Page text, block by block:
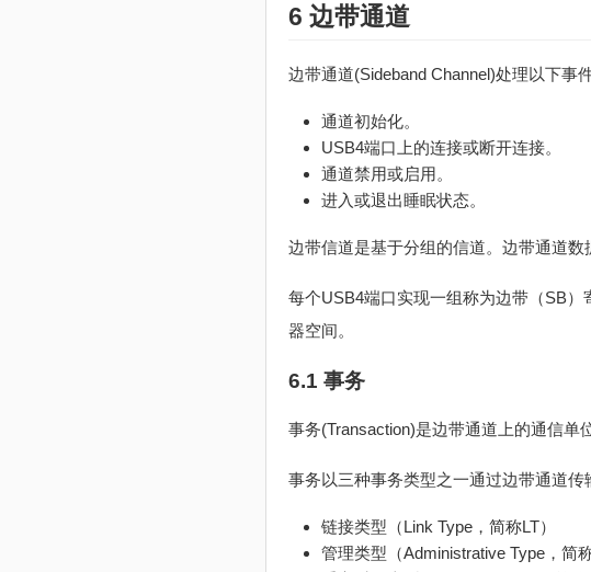
6 边带通道
边带通道(Sideband Channel)处理以下事
通道初始化。
USB4端口上的连接或断开连接。
通道禁用或启用。
进入或退出睡眠状态。
边带信道是基于分组的信道。边带通道数
每个USB4端口实现一组称为边带（SB
器空间。
6.1 事务
事务(Transaction)是边带通道上的通信单
事务以三种事务类型之一通过边带通道传
链接类型（Link Type，简称LT）
管理类型（Administrative Type，简称